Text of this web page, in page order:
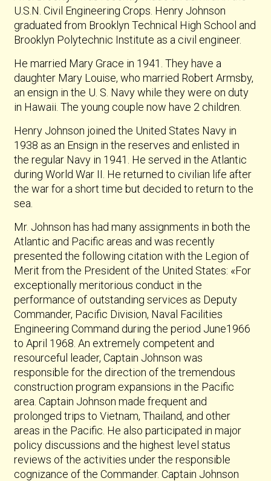
U.S.N. Civil Engineering Crops. Henry Johnson
graduated from Brooklyn Technical High School and
Brooklyn Polytechnic Institute as a civil engineer.
He married Mary Grace in 1941. They have a
daughter Mary Louise, who married Robert Armsby,
an ensign in the U. S. Navy while they were on duty
in Hawaii. The young couple now have 2 children.
Henry Johnson joined the United States Navy in
1938 as an Ensign in the reserves and enlisted in
the regular Navy in 1941. He served in the Atlantic
during World War II. He returned to civilian life after
the war for a short time but decided to return to the
sea.
Mr. Johnson has had many assignments in both the
Atlantic and Pacific areas and was recently
presented the following citation with the Legion of
Merit from the President of the United States: «For
exceptionally meritorious conduct in the
performance of outstanding services as Deputy
Commander, Pacific Division, Naval Facilities
Engineering Command during the period June1966
to April 1968. An extremely competent and
resourceful leader, Captain Johnson was
responsible for the direction of the tremendous
construction program expansions in the Pacific
area. Captain Johnson made frequent and
prolonged trips to Vietnam, Thailand, and other
areas in the Pacific. He also participated in major
policy discussions and the highest level status
reviews of the activities under the responsible
cognizance of the Commander. Captain Johnson